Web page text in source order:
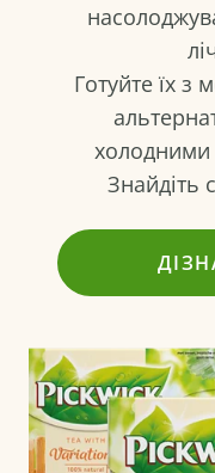
Готуйте їх
холодними
Знайдіть